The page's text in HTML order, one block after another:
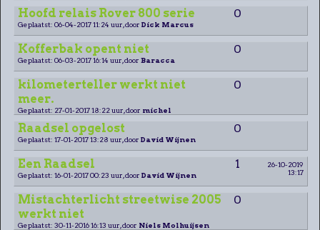
Hoofd relais Rover 800 serie 0
Geplaatst: 06-04-2017 11:24 uur, door Dick Marcus
Kofferbak opent niet 0
Geplaatst: 06-03-2017 16:14 uur, door Baracca
kilometerteller werkt niet
meer.
0
Geplaatst: 27-01-2017 18:22 uur, door michel
Raadsel opgelost 0
Geplaatst: 17-01-2017 13:28 uur, door David Wijnen
Een Raadsel 1
26-10-2019
13:17
Geplaatst: 16-01-2017 00:23 uur, door David Wijnen
Mistachterlicht streetwise 2005
werkt niet
0
Geplaatst: 30-11-2016 16:13 uur, door Niels Molhuijsen